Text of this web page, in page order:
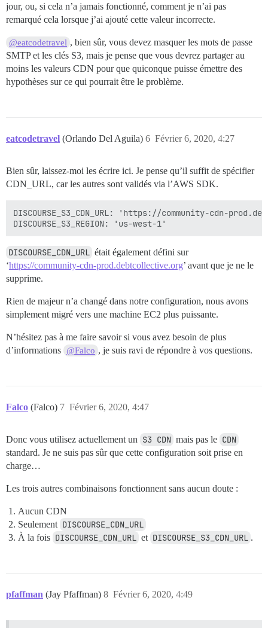
jour, ou, si cela n’a jamais fonctionné, comment je n’ai pas
remarqué cela lorsque j’ai ajouté cette valeur incorrecte.
@eatcodetravel , bien sûr, vous devez masquer les mots de passe
SMTP et les clés S3, mais je pense que vous devrez partager au
moins les valeurs CDN pour que quiconque puisse émettre des
hypothèses sur ce qui pourrait être le problème.
eatcodetravel (Orlando Del Aguila) Février 6, 2020, 4:27
6
Bien sûr, laissez-moi les écrire ici. Je pense qu’il suffit de spécifier
CDN_URL, car les autres sont validés via l’AWS SDK.
DISCOURSE_S3_CDN_URL: 'https://community-cdn-
DISCOURSE_CDN_URL était également défini sur
‘https://community-cdn-prod.debtcollective.org’ avant que je ne le
supprime.
Rien de majeur n’a changé dans notre configuration, nous avons
simplement migré vers une machine EC2 plus puissante.
N’hésitez pas à me faire savoir si vous avez besoin de plus
d’informations @Falco , je suis ravi de répondre à vos questions.
Falco (Falco) Février 6, 2020, 4:47
7
Donc vous utilisez actuellement un S3 CDN mais pas le CDN
standard. Je ne suis pas sûr que cette configuration soit prise en
charge…
Les trois autres combinaisons fonctionnent sans aucun doute :
Aucun CDN
Seulement DISCOURSE_CDN_URL
À la fois DISCOURSE_CDN_URL et DISCOURSE_S3_CDN_URL .
pfaffman (Jay Pfaffman) Février 6, 2020, 4:49
8